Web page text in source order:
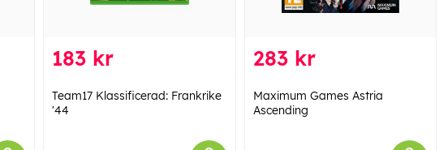
183 kr
Team17 Klassificerad: Frankrike
'44
283 kr
Maximum Games Astria
Ascending